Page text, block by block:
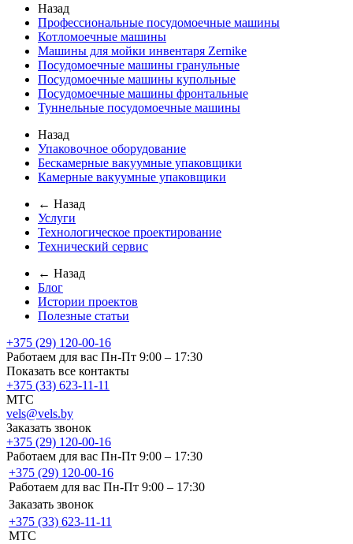
Назад
Профессиональные посудомоечные машины
Котломоечные машины
Машины для мойки инвентаря Zernike
Посудомоечные машины гранульные
Посудомоечные машины купольные
Посудомоечные машины фронтальные
Туннельные посудомоечные машины
Назад
Упаковочное оборудование
Бескамерные вакуумные упаковщики
Камерные вакуумные упаковщики
← Назад
Услуги
Технологическое проектирование
Технический сервис
← Назад
Блог
Истории проектов
Полезные статьи
+375 (29) 120-00-16
Работаем для вас Пн-Пт 9:00 – 17:30
Показать все контакты
+375 (33) 623-11-11
MTC
vels@vels.by
Заказать звонок
+375 (29) 120-00-16
Работаем для вас Пн-Пт 9:00 – 17:30
+375 (29) 120-00-16
Работаем для вас Пн-Пт 9:00 – 17:30
Заказать звонок
+375 (33) 623-11-11
MTC